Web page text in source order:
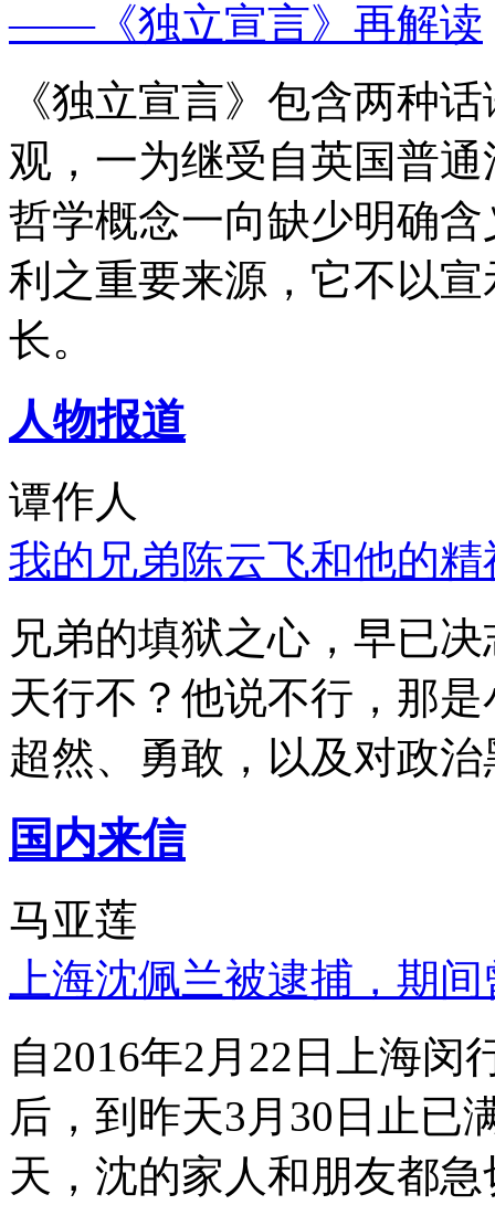
——《独立宣言》再解读
《独立宣言》包含两种
观，一为继受自英国普
哲学概念一向缺少明确
利之重要来源，它不以
长。
人物报道
谭作人
我的兄弟陈云飞和他的
兄弟的填狱之心，早已
天行不？他说不行，那
超然、勇敢，以及对政
国内来信
马亚莲
上海沈佩兰被逮捕，期
自2016年2月22日上海
后，到昨天3月30日止已
天，沈的家人和朋友都